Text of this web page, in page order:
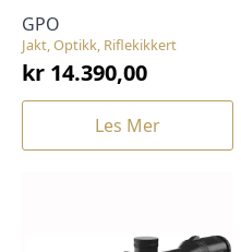
Jakt, Optikk, Riflekikkert
GPO
kr 14.390,00
Les Mer